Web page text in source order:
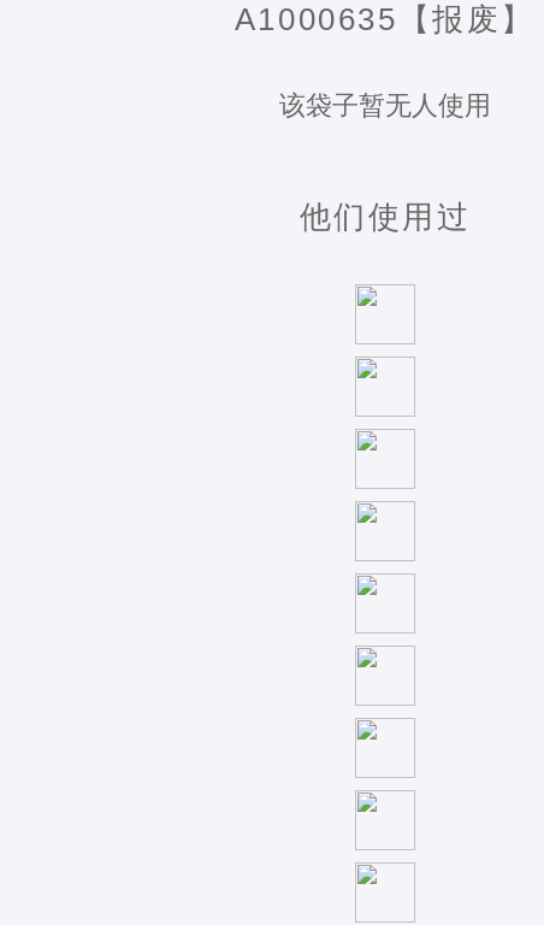
A1000635【报废】
该袋子暂无人使用
他们使用过